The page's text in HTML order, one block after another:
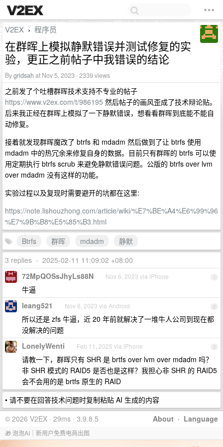
V2EX › 程序员
在群晖上模拟静默错误并测试修复的实
验，更正之前帖子中我错误的结论
Bygridsah at Nov 5, 2023 · 2339 views
之前发了个吐槽群晖技术支持不专业的帖子
https://www.v2ex.com/t/986195 然后帖子的画风歪成了技术辩论贴。
后来我正经在群晖上模拟了一下静默错误，想看看群晖到底能不能自
动修复。
接着就发现群晖魔改了 btrfs 和 mdadm 然后做到了让 btrfs 使用
mdadm 中的热冗余来修复自身的数据。目前只有群晖的 btrfs 可以使
用定期执行 btrfs scrub 来避免静默错误问题。公版的 btrfs over lvm
over mdadm 没有这样的功能。
实验过程以及复现时需要避开的坑都在这里:
https://note.lishouzhong.com/article/wiki/%E7%BE%A4%E6%99%96
%E7%9B%B8%E5%85%B3.html
Btrfs
群晖 mdadm
静默
3 replies • 2025-02-11 11:09:02 +08:00
1
72MpQOSsJhyLs88N Nov 6, 2023 via iPhone
牛逼
2
leang521 Nov 6, 2023 via Android
所以还是 zfs 牛逼，近 20 年前就解决了一堆牛人公司到现在都
没解决的问题
3
LonelyWenti Feb 11, 2025 via iPhone
请教一下，群晖只有 SHR 是 brtfs over lvm over mdadm 吗？
非 SHR 模式的 RAID5 是否也是这样？我担心非 SHR 的 RAID5
会不会用的是 brtfs 原生的 RAID
• 请不要在回答技术问题时复制粘贴 AI 生成的内容
About · Language
© 2026 V2EX · 29ms · 3.9.8.5
🎁 泡泡AI｜新用户免费电商出图